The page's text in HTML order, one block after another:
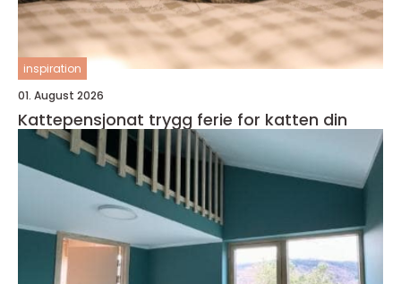
inspiration
01. August 2026
Kattepensjonat trygg ferie for katten din